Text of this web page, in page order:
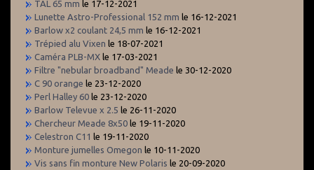
TAL 65 mm le 17-12-2021
Lunette Astro-Professional 152 mm le 16-12-2021
Barlow x2 coulant 24,5 mm le 16-12-2021
Trépied alu Vixen le 18-07-2021
Caméra PLB-MX le 17-03-2021
Filtre "nebular broadband" Meade le 30-12-2020
C 90 orange le 23-12-2020
Perl Halley 60 le 23-12-2020
Barlow Televue x 2.5 le 26-11-2020
Chercheur Meade 8x50 le 19-11-2020
Celestron C11 le 19-11-2020
Monture jumelles Omegon le 10-11-2020
Vis sans fin monture New Polaris le 20-09-2020